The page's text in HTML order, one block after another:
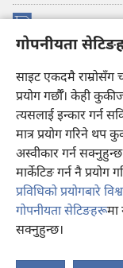
गोपनीयता
साइट एकदमै राम्रोसँग
प्रयोग गर्छौँ। केही
त्यसलाई इन्कार गर्न
मात्र प्रयोग गरिने थप
अस्वीकार गर्न
मार्केटिङ गर्न नै
प्रविधिको प्रयोगबारे
गोपनीयता सेटिङहरू
सक्नुहुन्छ।
अर्को
नयाँ
पृष्ठ
प्रहरीधरहरा अनलाइन
(ब्राउजरको
अर्को
नयाँ
पृष्ठ
खुल्नेछ)
JW Hub ®
(ब्राउजरको
अर्को
ट्याबमा
नयाँ
पृष्ठ
खुल्नेछ)
JW लाइब्रेरी एप
Copyright© 2026